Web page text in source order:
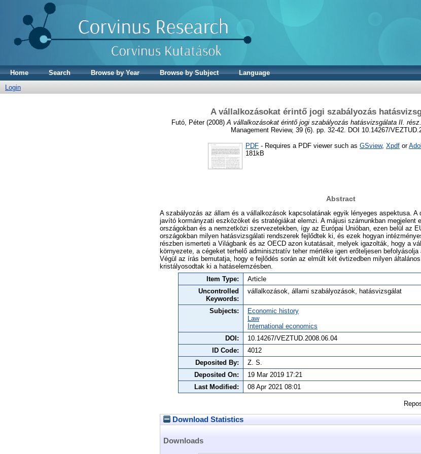
Home Search Browse by Year Browse by Subject
Language
Login
A vállalkozásokat érintő jogi szabályozás
Futó, Péter(2008) A vállalkozásokat érintő jogi szabályozás hatásvizsgálata II. rész.
Management Review, 39 (6). pp. 32-42. DOI 10.14267/
PDF - Requires a PDF viewer such as GSview, Xpdf or
181kB
Abstract
A szabályozás az állam és a vállalkozások kapcsolatának egyik lényeges aspektusa. A
javító kormányzati eszközöket és stratégiákat elemzi. A májusi számunkban megjelent
országokban és a nemzetközi szervezetekben, így az Európai Unióban, ezen belül az
országokban milyen hatásvizsgálati rendszerek fejlődtek ki, és ezek hogyan
részben ismerteti a Világbank és az OECD azon kutatásait, melyek igazolták, hogy a
környezete, a cégeket terhelő adminisztratív teher mértéke igen erőteljesen
Végül az írás bemutatja, hogy e fejlődés során az elmúlt két évtizedben milyen
kristályosodtak ki a hatáselemzésben.
Item Type:
Article
Uncontrolled
Keywords:
vállalkozások, állami szabályozások, hatásvizsgálat
Subjects:
Economic history
Law
International economics
DOI:
10.14267/VEZTUD.2008.06.04
ID Code:
4012
Deposited By:
Z. S.
Deposited On:
19 Mar 2019 17:21
Last Modified:
08 Apr 2021 08:01
Download Statistics
Downloads